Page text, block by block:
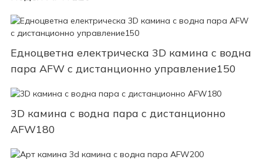
Едноцветна електрическа 3D камина с водна
пара AFW с дистанционно управление150
3D камина с водна пара с дистанционно
AFW180